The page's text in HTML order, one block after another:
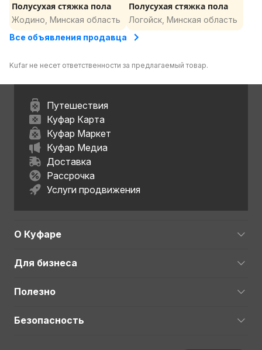
Полусухая стяжка пола
Жодино, Минская область
Полусухая стяжка пола
Логойск, Минская область
Все объявления продавца
Kufar не несет ответственности за предлагаемый товар.
Путешествия
Куфар Карта
Куфар Маркет
Куфар Медиа
Доставка
Рассрочка
Услуги продвижения
О Куфаре
Для бизнеса
Полезно
Безопасность